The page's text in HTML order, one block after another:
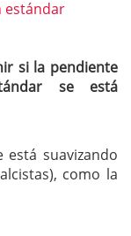
si la pendiente
se está
suavizando
como la